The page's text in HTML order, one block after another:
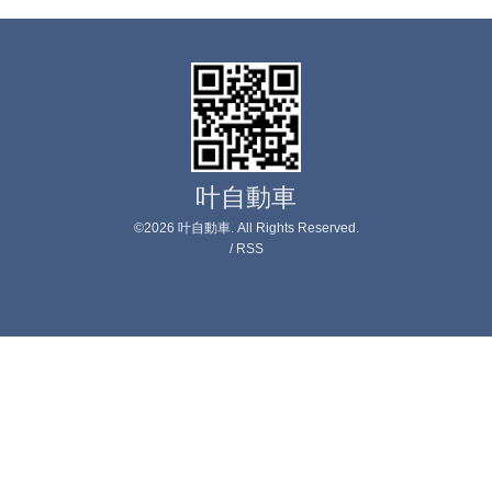
叶自動車
©2026 叶自動車. All Rights Reserved.
/ RSS